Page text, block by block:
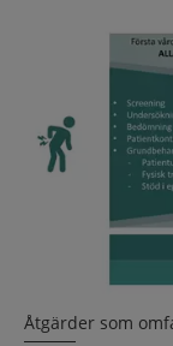
Åtgärder som